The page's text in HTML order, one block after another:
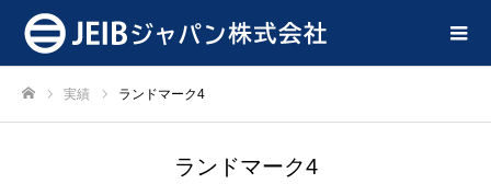
実績 ランドマーク4
ランドマーク4